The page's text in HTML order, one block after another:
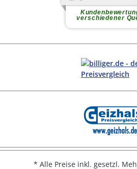
* Alle Preise inkl. gesetzl.